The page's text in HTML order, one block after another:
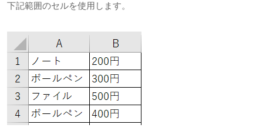
下記範囲のセルを使用します。